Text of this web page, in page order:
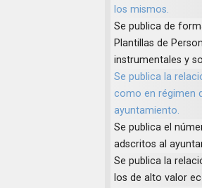
los mismos.
Se publica de
Plantillas de
instrumentales y
Se publica la
como en régimen
ayuntamiento.
Se publica el
adscritos al
Se publica la
los de alto valor